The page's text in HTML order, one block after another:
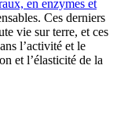
en enzymes et
Ces derniers
vie sur terre, et ces
l’activité et le
et l’élasticité de la